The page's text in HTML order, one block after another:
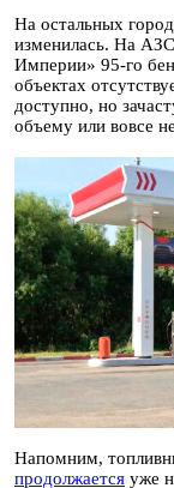
На остальных
изменилась. На
Империи» 95-го
объектах
доступно, но
объему или вовсе
Напомним,
продолжается уже